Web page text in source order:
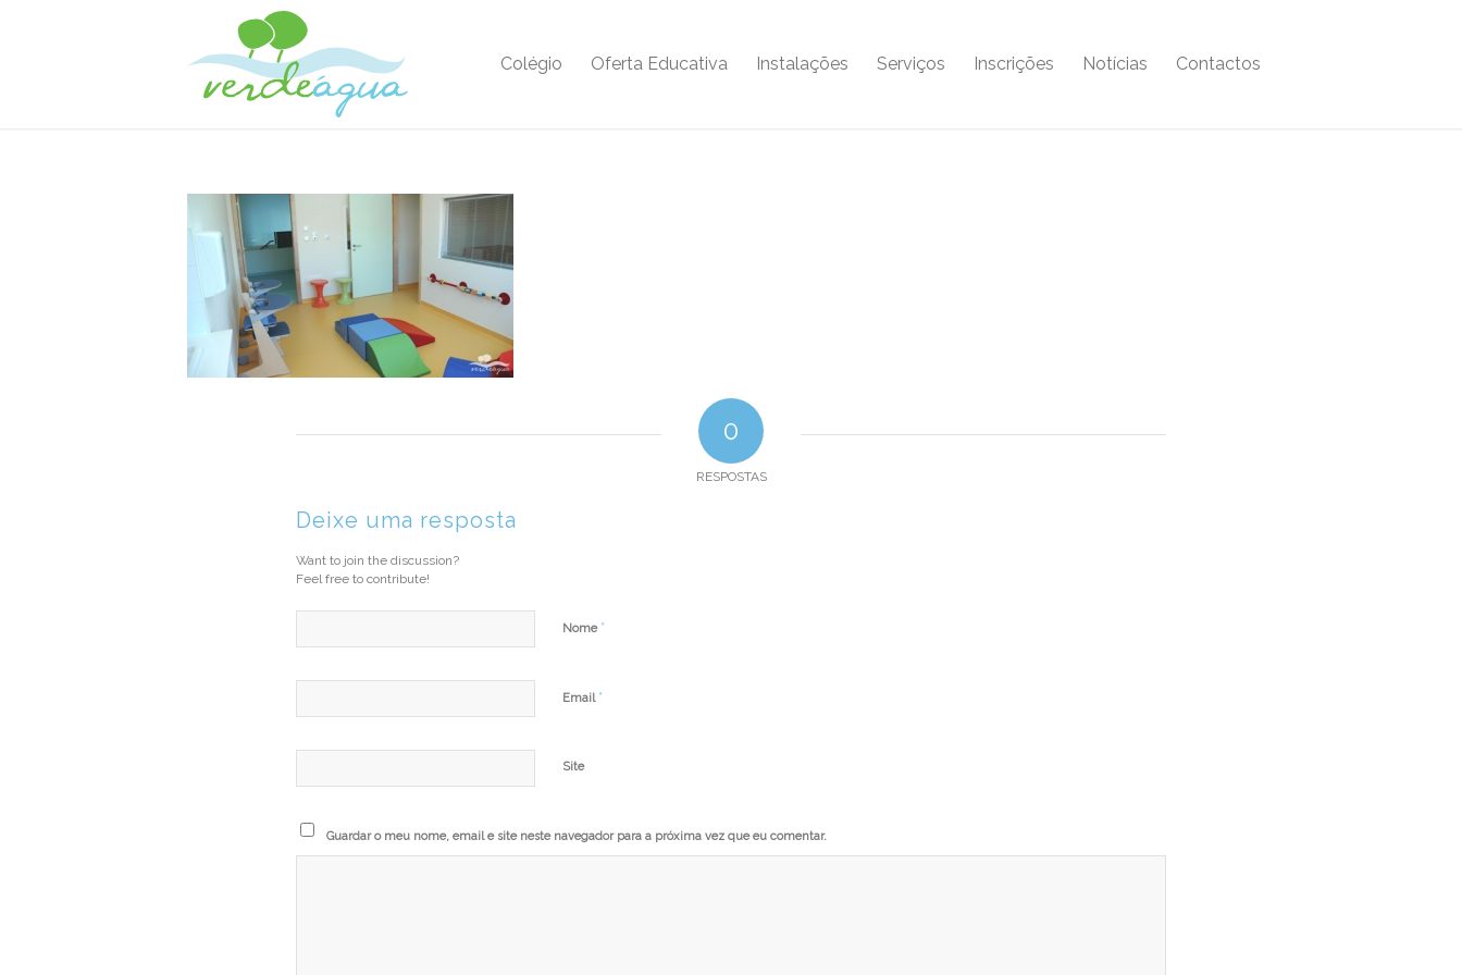
Colégio Oferta Educativa Instalações Serviços Inscrições Notícias Contactos
0
RESPOSTAS
Deixe uma resposta
Want to join the discussion?
Feel free to contribute!
Nome *
Email *
Site
Guardar o meu nome, email e site neste navegador para a próxima vez que eu comentar.